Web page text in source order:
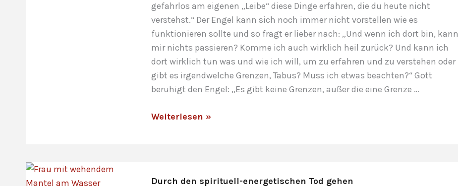
gefahrlos am eigenen „Leibe“ diese Dinge erfahren, die du heute nicht
verstehst.“ Der Engel kann sich noch immer nicht vorstellen wie es
funktionieren sollte und so fragt er lieber nach: „Und wenn ich dort bin, kann
mir nichts passieren? Komme ich auch wirklich heil zurück? Und kann ich
dort wirklich tun was und wie ich will, um zu erfahren und zu verstehen oder
gibt es irgendwelche Grenzen, Tabus? Muss ich etwas beachten?“ Gott
beruhigt den Engel: „Es gibt keine Grenzen, außer die eine Grenze …
Der
Weiterlesen »
Durch den spirituell-energetischen Tod gehen